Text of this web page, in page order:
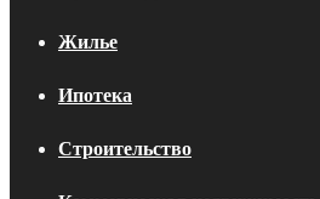
Жилье
Ипотека
Строительство